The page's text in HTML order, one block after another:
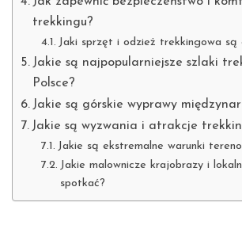
trekkingu?
Jaki sprzęt i odzież trekkingowa są
Jakie są najpopularniejsze szlaki
Polsce?
Jakie są górskie wyprawy
Jakie są wyzwania i atrakcje
Jakie są ekstremalne warunki
Jakie malownicze krajobrazy i
spotkać?